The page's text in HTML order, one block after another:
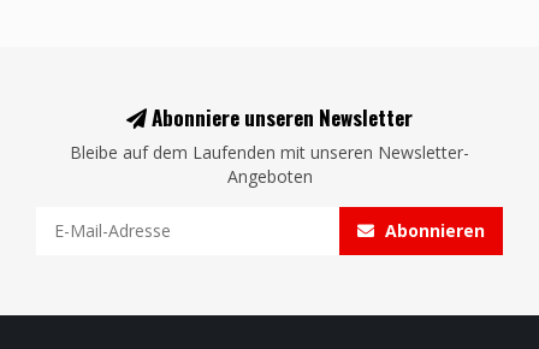
Abonniere unseren Newsletter
Bleibe auf dem Laufenden mit unseren Newsletter-
Angeboten
Abonnieren